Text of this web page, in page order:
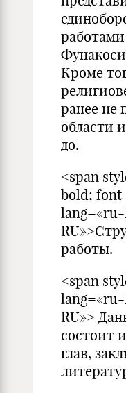
Кроме
ранее не
области
до.
<span
bold;
работы.
<span
RU»>
состоит
глав,